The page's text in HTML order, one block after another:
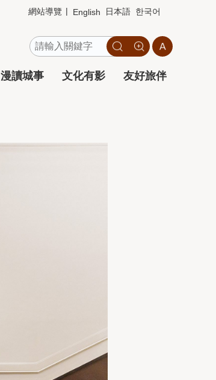
網站導覽 English 日本語 한국어
漫讀城事 文化有影 友好旅伴